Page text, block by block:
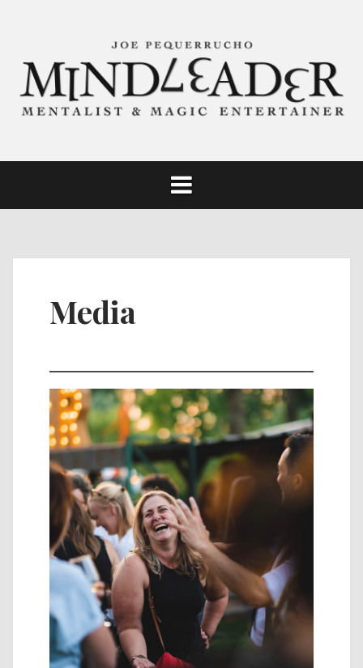
Media